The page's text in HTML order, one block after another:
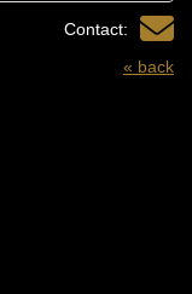
Contact:
« back